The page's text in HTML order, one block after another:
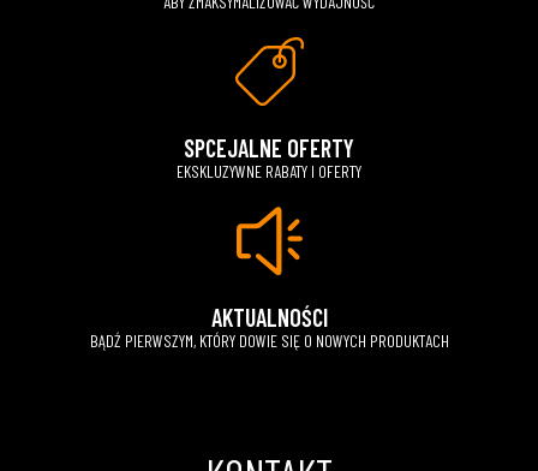
SPCEJALNE OFERTY
EKSKLUZYWNE RABATY I OFERTY
AKTUALNOŚCI
BĄDŹ PIERWSZYM, KTÓRY DOWIE SIĘ O NOWYCH PRODUKTACH